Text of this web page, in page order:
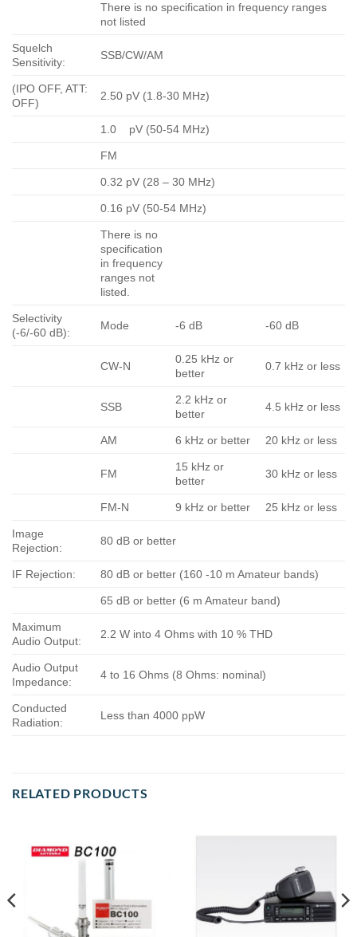
There is no specification in frequency ranges
not listed
Squelch
Sensitivity:
SSB/CW/AM
(IPO OFF, ATT:
OFF)
2.50 pV (1.8-30 MHz)
1.0 pV (50-54 MHz)
FM
0.32 pV (28 – 30 MHz)
0.16 pV (50-54 MHz)
There is no
specification
in frequency
ranges not
listed.
Selectivity
(-6/-60 dB):
Mode -6 dB -60 dB
CW-N
0.25 kHz or
better
0.7 kHz or less
SSB
2.2 kHz or
better
4.5 kHz or less
AM 6 kHz or better 20 kHz or less
FM
15 kHz or
better
30 kHz or less
FM-N 9 kHz or better 25 kHz or less
Image
Rejection:
80 dB or better
IF Rejection: 80 dB or better (160 -10 m Amateur bands)
65 dB or better (6 m Amateur band)
Maximum
Audio Output:
2.2 W into 4 Ohms with 10 % THD
Audio Output
Impedance:
4 to 16 Ohms (8 Ohms: nominal)
Conducted
Radiation:
Less than 4000 ppW
RELATED PRODUCTS